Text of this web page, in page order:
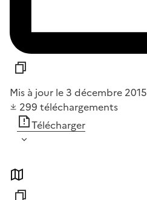
Mis à jour le 3 décembre 2015
299 téléchargements
Télécharger